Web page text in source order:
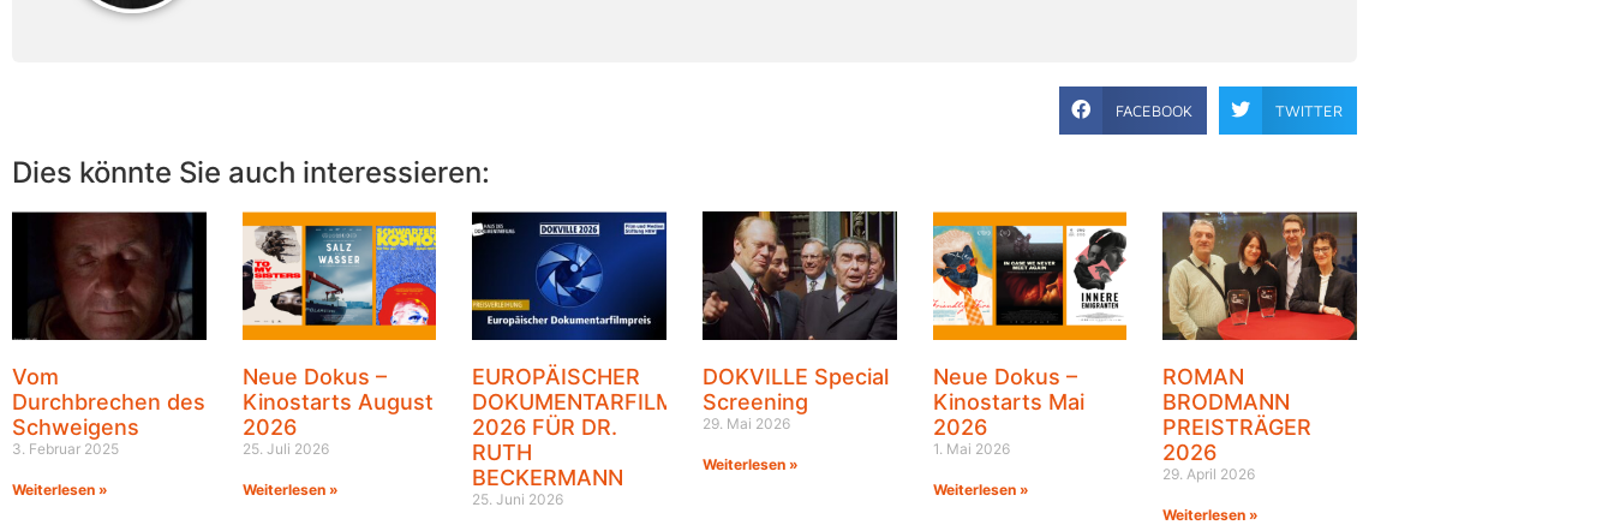
FACEBOOK TWITTER
Dies könnte Sie auch interessieren:
Vom
Durchbrechen des
Schweigens
3. Februar 2025
Weiterlesen »
Neue Dokus –
Kinostarts August
2026
25. Juli 2026
Weiterlesen »
EUROPÄISCHER
DOKUMENTARFILMPREIS
2026 FÜR DR.
RUTH
BECKERMANN
25. Juni 2026
DOKVILLE Special
Screening
29. Mai 2026
Weiterlesen »
Neue Dokus –
Kinostarts Mai
2026
1. Mai 2026
Weiterlesen »
ROMAN
BRODMANN
PREISTRÄGER
2026
29. April 2026
Weiterlesen »